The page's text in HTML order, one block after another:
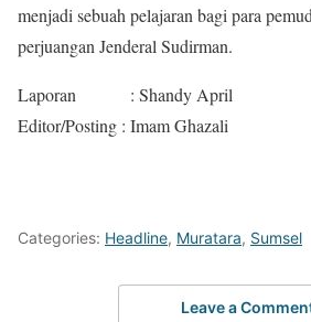
menjadi sebuah pelajaran bagi para
perjuangan Jenderal Sudirman.
Laporan : Shandy April
Editor/Posting : Imam Ghazali
Categories: Headline, Muratara, Sumsel
Leave a